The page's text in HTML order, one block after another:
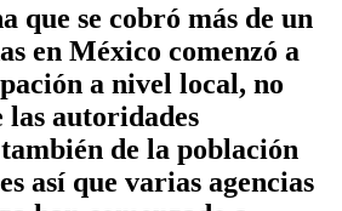
que se cobró más de un
en México comenzó a
a nivel local, no
las autoridades
de la población
así que varias agencias